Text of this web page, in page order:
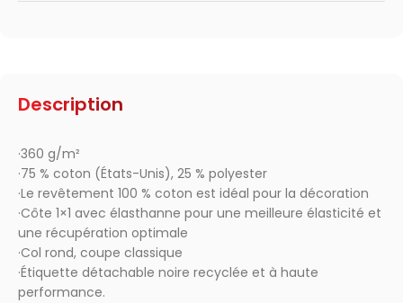
Description
·360 g/m²
·75 % coton (États-Unis), 25 % polyester
·Le revêtement 100 % coton est idéal pour la décoration
·Côte 1×1 avec élasthanne pour une meilleure élasticité et
une récupération optimale
·Col rond, coupe classique
·Étiquette détachable noire recyclée et à haute
performance.